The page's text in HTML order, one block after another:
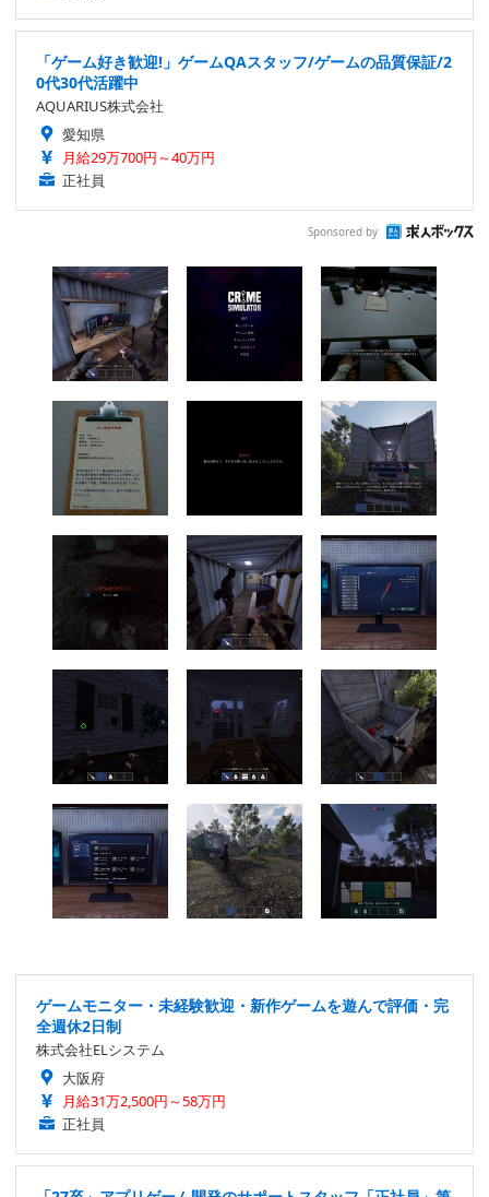
「ゲーム好き歓迎!」ゲームQAスタッフ/ゲームの品質保証/2
0代30代活躍中
AQUARIUS株式会社
愛知県
月給29万700円～40万円
正社員
Sponsored by
ゲームモニター・未経験歓迎・新作ゲームを遊んで評価・完
全週休2日制
株式会社ELシステム
大阪府
月給31万2,500円～58万円
正社員